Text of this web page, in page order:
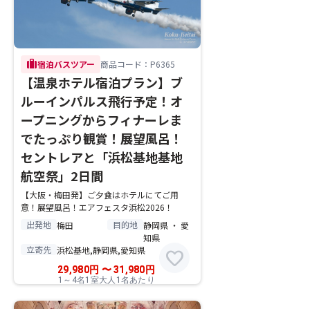
trip宿泊バスツアー 商品コード：P6365
【温泉ホテル宿泊プラン】ブ
ルーインパルス飛行予定！オ
ープニングからフィナーレま
でたっぷり観賞！展望風呂！
セントレアと「浜松基地基地
航空祭」2日間
【大阪・梅田発】ご夕食はホテルにてご用
意！展望風呂！エアフェスタ浜松2026！
出発地 梅田 目的地 静岡県 ・ 愛
知県
立寄先 浜松基地,静岡県,愛知県
29,980円 〜31,980 円
1～4名1室大人1名あたり
favorite